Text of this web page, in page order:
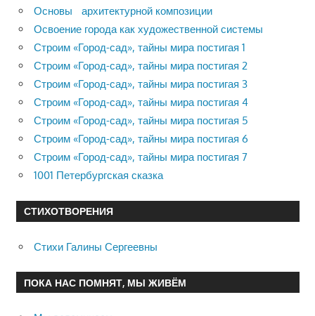
Основы архитектурной композиции
Освоение города как художественной системы
Строим «Город-сад», тайны мира постигая 1
Строим «Город-сад», тайны мира постигая 2
Строим «Город-сад», тайны мира постигая 3
Строим «Город-сад», тайны мира постигая 4
Строим «Город-сад», тайны мира постигая 5
Строим «Город-сад», тайны мира постигая 6
Строим «Город-сад», тайны мира постигая 7
1001 Петербургская сказка
СТИХОТВОРЕНИЯ
Стихи Галины Сергеевны
ПОКА НАС ПОМНЯТ, МЫ ЖИВЁМ